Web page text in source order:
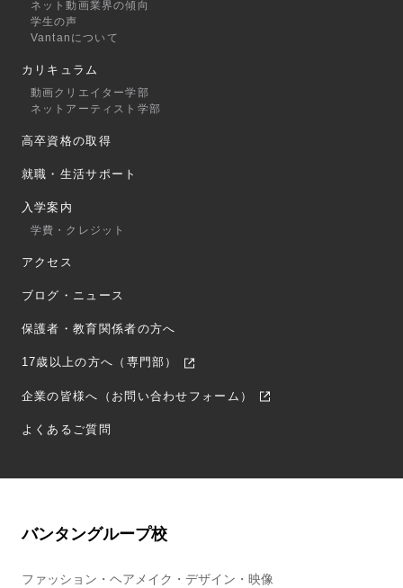
ネット動画業界の傾向
学生の声
Vantanについて
カリキュラム
動画クリエイター学部
ネットアーティスト学部
高卒資格の取得
就職・生活サポート
入学案内
学費・クレジット
アクセス
ブログ・ニュース
保護者・教育関係者の方へ
17歳以上の方へ（専門部）
企業の皆様へ（お問い合わせフォーム）
よくあるご質問
バンタングループ校
ファッション・ヘアメイク・デザイン・映像